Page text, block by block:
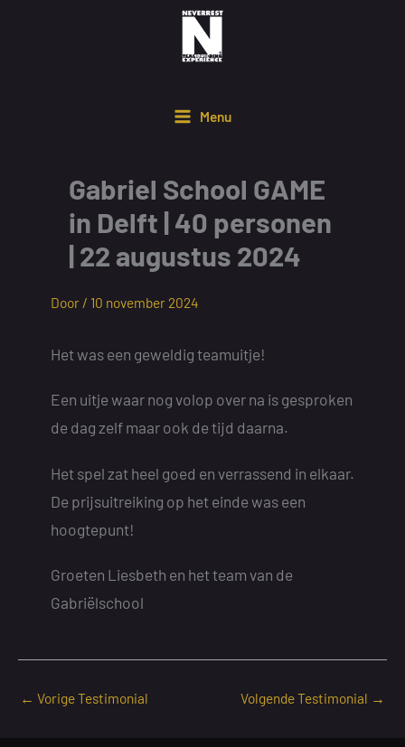
Menu
Gabriel School GAME
in Delft | 40 personen
| 22 augustus 2024
Door / 10 november 2024
Het was een geweldig teamuitje!
Een uitje waar nog volop over na is gesproken
de dag zelf maar ook de tijd daarna.
Het spel zat heel goed en verrassend in elkaar.
De prijsuitreiking op het einde was een
hoogtepunt!
Groeten Liesbeth en het team van de
Gabriëlschool
← Vorige Testimonial Volgende Testimonial →